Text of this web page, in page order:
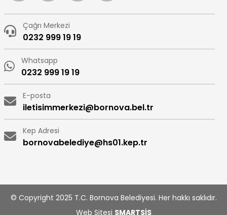
Çağrı Merkezi
0232 999 19 19
Whatsapp
0232 999 19 19
E-posta
iletisimmerkezi@bornova.bel.tr
Kep Adresi
bornovabelediye@hs01.kep.tr
© Copyright 2025 T.C. Bornova Belediyesi. Her hakkı saklıdır.
Web Sitesi SMARTSİS